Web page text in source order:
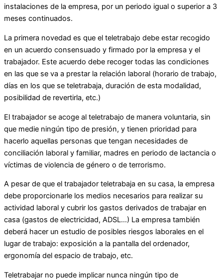
instalaciones de la empresa, por un periodo igual o superior a 3
meses continuados.
La primera novedad es que el teletrabajo debe estar recogido
en un acuerdo consensuado y firmado por la empresa y el
trabajador. Este acuerdo debe recoger todas las condiciones
en las que se va a prestar la relación laboral (horario de trabajo,
días en los que se teletrabaja, duración de esta modalidad,
posibilidad de revertirla, etc.)
El trabajador se acoge al teletrabajo de manera voluntaria, sin
que medie ningún tipo de presión, y tienen prioridad para
hacerlo aquellas personas que tengan necesidades de
conciliación laboral y familiar, madres en periodo de lactancia o
víctimas de violencia de género o de terrorismo.
A pesar de que el trabajador teletrabaja en su casa, la empresa
debe proporcionarle los medios necesarios para realizar su
actividad laboral y cubrir los gastos derivados de trabajar en
casa (gastos de electricidad, ADSL…) La empresa también
deberá hacer un estudio de posibles riesgos laborales en el
lugar de trabajo: exposición a la pantalla del ordenador,
ergonomía del espacio de trabajo, etc.
Teletrabajar no puede implicar nunca ningún tipo de